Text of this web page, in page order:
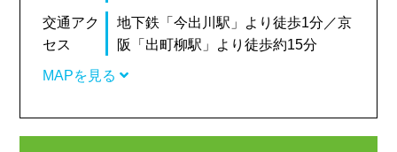
交通アク
セス
地下鉄「今出川駅」より徒歩1分／京
阪「出町柳駅」より徒歩約15分
MAPを見る